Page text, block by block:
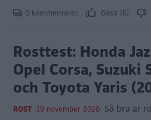
0 kommentarer Gasa (6)
Rosttest: Honda
Opel Corsa, Suzuki
och Toyota Yaris
ROST 19 november 2020 Så bra är